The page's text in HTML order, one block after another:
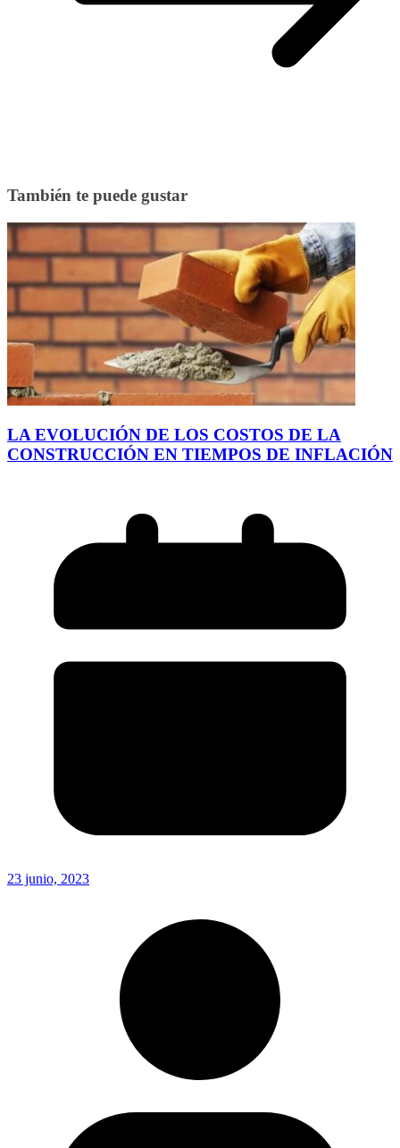
También te puede gustar
LA EVOLUCIÓN DE LOS COSTOS DE LA
CONSTRUCCIÓN EN TIEMPOS DE INFLACIÓN
23 junio, 2023